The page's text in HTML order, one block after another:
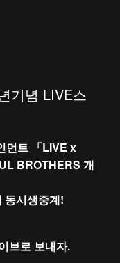
기념 LIVE스
먼트 「LIVE x
BROTHERS 개
동시생중계!
브로 보내자.